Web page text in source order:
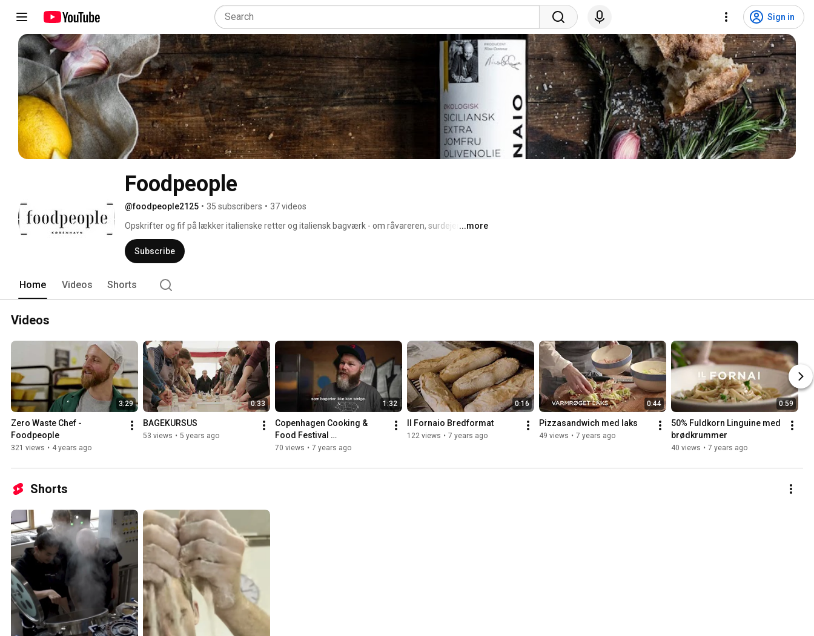
Sign in
Foodpeople
@foodpeople2125 • 35 subscribers • 37 videos
Opskrifter og fif på lækker italienske retter og italiensk bagværk - om råvareren, surdejen og
ikke mindst smagen. Fra vores eget stenovnsbageri her i København. Kompromisløst Italiensk.
100% Økologisk.
...more
Subscribe
Home Videos Shorts
Videos
3:29
Zero Waste Chef -
Foodpeople
321 views • 4 years ago
0:33
BAGEKURSUS
53 views • 5 years ago
1:32
Copenhagen Cooking &
Food Festival
programlanceringsevent
70 views • 7 years ago
0:16
Il Fornaio Bredformat
122 views • 7 years ago
0:44
Pizzasandwich med laks
49 views • 7 years ago
0:59
50% Fuldkorn Linguine med
brødkrummer
40 views • 7 years ago
Shorts